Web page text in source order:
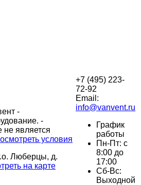
-
-
является
условия
Люберцы, д.
на карте
+7 (495) 223-
72-92
Email:
info@vanvent.ru
График
работы
Пн-Пт: с
8:00 до
17:00
Сб-Вс:
Выходной